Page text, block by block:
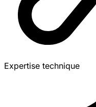
Expertise technique